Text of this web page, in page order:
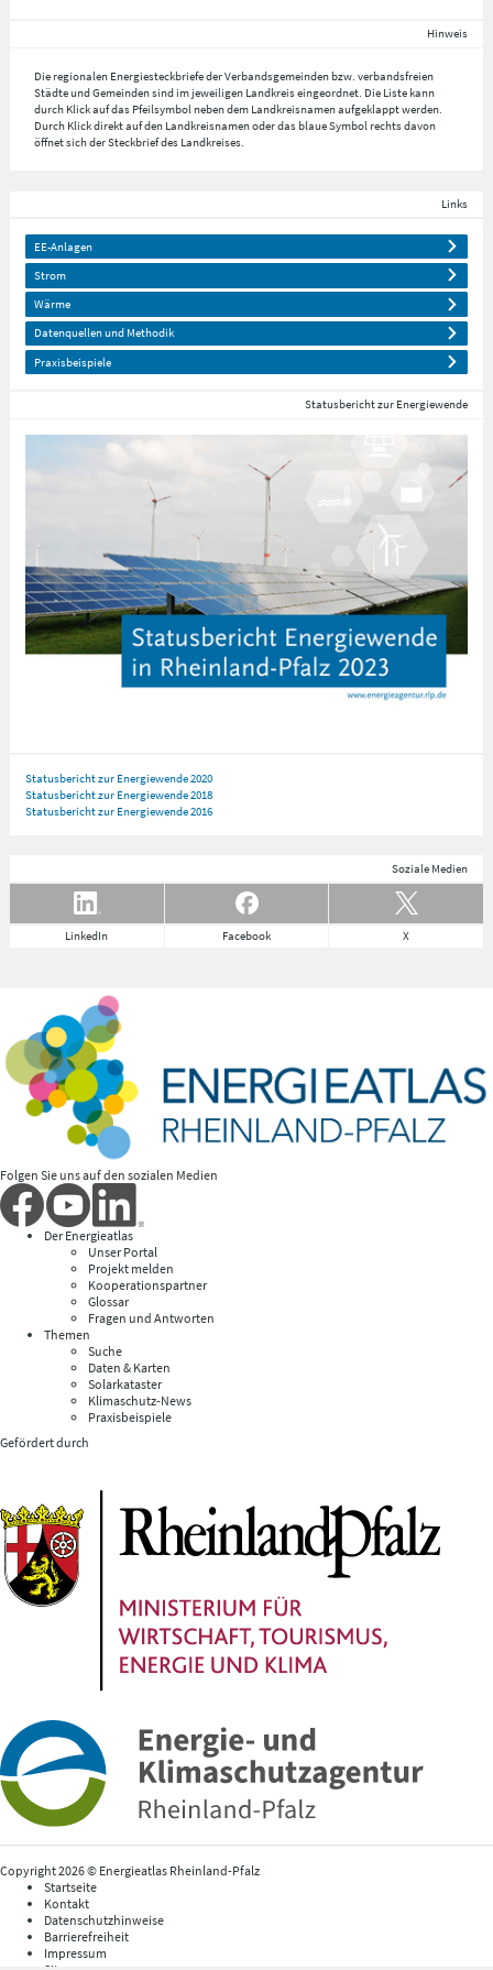
Hinweis
Die regionalen Energiesteckbriefe der Verbandsgemeinden bzw. verbandsfreien
Städte und Gemeinden sind im jeweiligen Landkreis eingeordnet. Die Liste kann
durch Klick auf das Pfeilsymbol neben dem Landkreisnamen aufgeklappt werden.
Durch Klick direkt auf den Landkreisnamen oder das blaue Symbol rechts davon
öffnet sich der Steckbrief des Landkreises.
Links
EE-Anlagen
Strom
Wärme
Datenquellen und Methodik
Praxisbeispiele
Statusbericht zur Energiewende
Statusbericht zur Energiewende 2020
Statusbericht zur Energiewende 2018
Statusbericht zur Energiewende 2016
Soziale Medien
LinkedIn Facebook X
Folgen Sie uns auf den sozialen Medien
Der Energieatlas
Unser Portal
Projekt melden
Kooperationspartner
Glossar
Fragen und Antworten
Themen
Suche
Daten & Karten
Solarkataster
Klimaschutz-News
Praxisbeispiele
Gefördert durch
Copyright 2026 © Energieatlas Rheinland-Pfalz
Startseite
Kontakt
Datenschutzhinweise
Barrierefreiheit
Impressum